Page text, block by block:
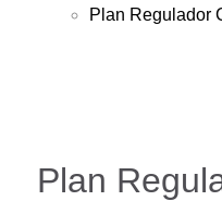
Plan Regulador
Plan